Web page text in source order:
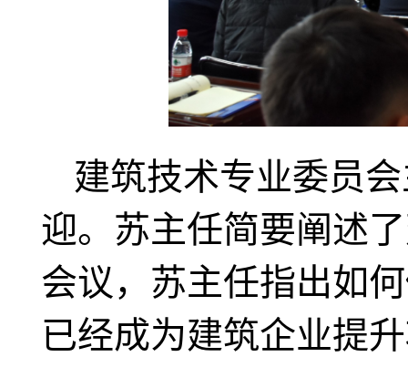
建筑技术专业委员
迎。苏主任简要阐述
会议，苏主任指出如
已经成为建筑企业提